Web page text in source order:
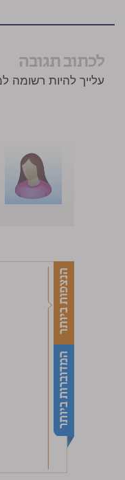
לכתוב תגובה
עלייך להיות רשומה